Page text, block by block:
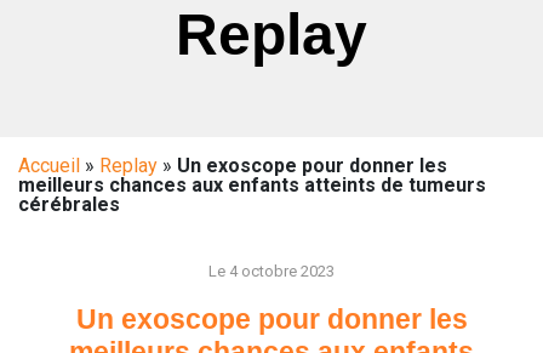
Replay
Accueil » Replay » Un exoscope pour donner les
meilleurs chances aux enfants atteints de tumeurs
cérébrales
Le 4 octobre 2023
Un exoscope pour donner les